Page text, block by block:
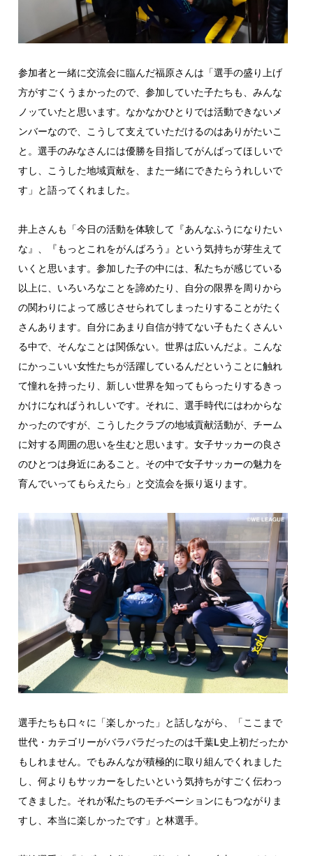
参加者と一緒に交流会に臨んだ福原さんは「選手の盛り上げ
方がすごくうまかったので、参加していた子たちも、みんな
ノッていたと思います。なかなかひとりでは活動できないメ
ンバーなので、こうして支えていただけるのはありがたいこ
と。選手のみなさんには優勝を目指してがんばってほしいで
すし、こうした地域貢献を、また一緒にできたらうれしいで
す」と語ってくれました。
井上さんも「今日の活動を体験して『あんなふうになりたい
な』、『もっとこれをがんばろう』という気持ちが芽生えて
いくと思います。参加した子の中には、私たちが感じている
以上に、いろいろなことを諦めたり、自分の限界を周りから
の関わりによって感じさせられてしまったりすることがたく
さんあります。自分にあまり自信が持てない子もたくさんい
る中で、そんなことは関係ない。世界は広いんだよ。こんな
にかっこいい女性たちが活躍しているんだということに触れ
て憧れを持ったり、新しい世界を知ってもらったりするきっ
かけになればうれしいです。それに、選手時代にはわからな
かったのですが、こうしたクラブの地域貢献活動が、チーム
に対する周囲の思いを生むと思います。女子サッカーの良さ
のひとつは身近にあること。その中で女子サッカーの魅力を
育んでいってもらえたら」と交流会を振り返ります。
選手たちも口々に「楽しかった」と話しながら、「ここまで
世代・カテゴリーがバラバラだったのは千葉L史上初だったか
もしれません。でもみんなが積極的に取り組んでくれました
し、何よりもサッカーをしたいという気持ちがすごく伝わっ
てきました。それが私たちのモチベーションにもつながりま
すし、本当に楽しかったです」と林選手。